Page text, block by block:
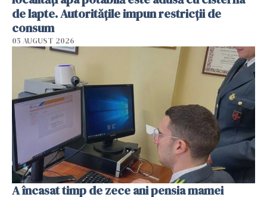
de lapte. Autoritățile impun restricții de
consum
05 AUGUST 2026
A încasat timp de zece ani pensia mamei